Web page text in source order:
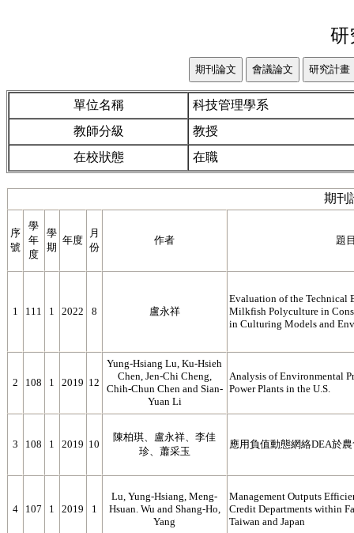
研
單位名稱
科技管理學系
教師分級
教授
在校狀態
在職
期刊
序
號
學
年
度
學
期
年度
月
份
作者 題
1 111 1 2022 8 盧永祥
Evaluation of the Technical
Milkfish Polyculture in
in Culturing Models and
2 108 1 2019 12
Yung-Hsiang Lu, Ku-Hsieh
Chen, Jen-Chi Cheng,
Chih-Chun Chen and Sian-
Yuan Li
Analysis of Environmental
Power Plants in the U.S.
3 108 1 2019 10
陳柏琪、盧永祥、李佳
珍、蕭采玉
應用負值動態網絡DEA於
4 107 1 2019 1
Lu, Yung-Hsiang, Meng-
Hsuan. Wu and Shang-Ho,
Yang
Management Outputs
Credit Departments within
Taiwan and Japan